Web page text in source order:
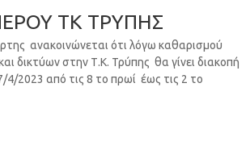
ΤΚ ΤΡΥΠΗΣ
ανακοινώνεται ότι λόγω καθαρισμού
δικτύων στην Τ.Κ. Τρύπης θα γίνει διακοπή
4/2023 από τις 8 το πρωί έως τις 2 το